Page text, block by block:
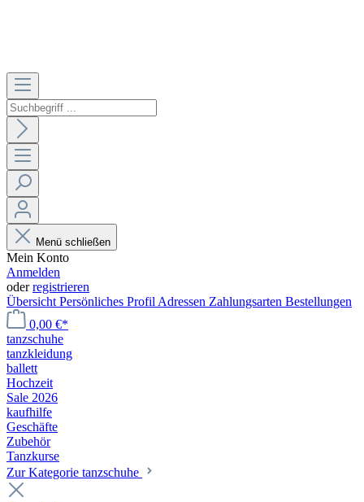
Menü schließen
Mein Konto
Anmelden
oderregistrieren
Übersicht Persönliches Profil Adressen Zahlungsarten Bestellungen
0,00 €*
tanzschuhe
tanzkleidung
ballett
Hochzeit
Sale 2026
kaufhilfe
Geschäfte
Zubehör
Tanzkurse
Zur Kategorie tanzschuhe